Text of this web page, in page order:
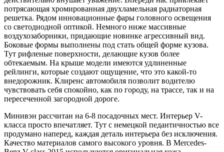
потрясающая хромированная двухламельная радиаторная
решетка. Рядом инновационные фары головного освещения
со светодиодной оптикой. Немного ниже массивные
воздухозаборники, придающие новинке агрессивный вид.
Боковые формы выполнены под стать общей форме кузова.
Тут рифленые поверхности, делающие кузов более
обтекаемым. На крыше модели имеются удлиненные
рейлинги, которые создают ощущение, что это какой-то
внедорожник. Клиренс автомобиля позволит водителю
чувствовать себя спокойно, как по городу, на трассе, так и на
пересеченной загородной дороге.
Минивэн рассчитан на 6-8 посадочных мест. Интерьер V-
класса просто впечатляет. Тут с немецкой педантичностью все
продумано наперед, каждая деталь интерьера без исключения.
Качество материалов самого высокого уровня. В Mercedes-